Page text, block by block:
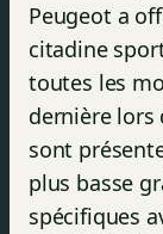
Peugeot a
citadine
toutes les
dernière lors
sont
plus basse
spécifiques